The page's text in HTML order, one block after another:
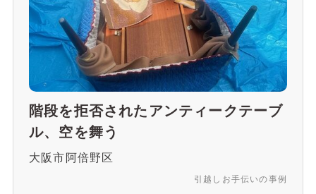
階段を拒否されたアンティークテーブ
ル、空を舞う
大阪市阿倍野区
引越しお手伝いの事例